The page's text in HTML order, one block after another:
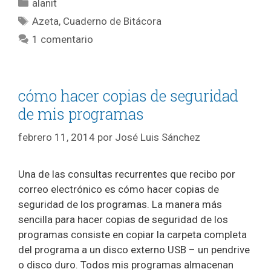
alanit
Etiquetas
Azeta, Cuaderno de Bitácora
1 comentario
cómo hacer copias de seguridad
de mis programas
febrero 11, 2014 por José Luis Sánchez
Una de las consultas recurrentes que recibo por
correo electrónico es cómo hacer copias de
seguridad de los programas. La manera más
sencilla para hacer copias de seguridad de los
programas consiste en copiar la carpeta completa
del programa a un disco externo USB – un pendrive
o disco duro. Todos mis programas almacenan